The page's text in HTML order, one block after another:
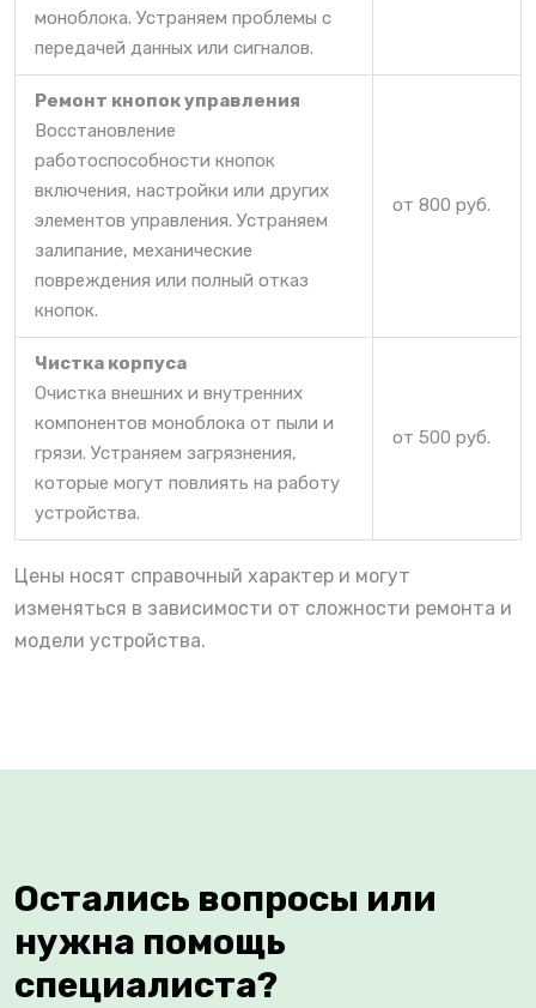
моноблока. Устраняем проблемы с
передачей данных или сигналов.
Ремонт кнопок управления
Восстановление
работоспособности кнопок
включения, настройки или других
элементов управления. Устраняем
залипание, механические
повреждения или полный отказ
кнопок.
от 800 руб.
Чистка корпуса
Очистка внешних и внутренних
компонентов моноблока от пыли и
грязи. Устраняем загрязнения,
которые могут повлиять на работу
устройства.
от 500 руб.
Цены носят справочный характер и могут
изменяться в зависимости от сложности ремонта и
модели устройства.
Остались вопросы или
нужна помощь
специалиста?